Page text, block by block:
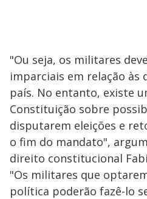
"Ou seja, os militares
imparciais em relação às
país. No entanto, existe
Constituição sobre
disputarem eleições e
o fim do mandato",
direito constitucional
"Os militares que
política poderão fazê-lo